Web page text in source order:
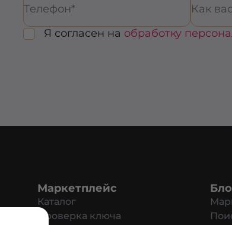
Я согласен на обработку
Маркетплейс
Каталог
Проверка ключа